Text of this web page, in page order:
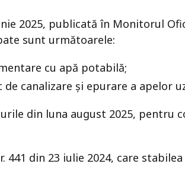
2025, publicată în Monitorul
sunt următoarele:
cu apă potabilă;
canalizare și epurare a apelor
din luna august 2025, pentru
441 din 23 iulie 2024, care